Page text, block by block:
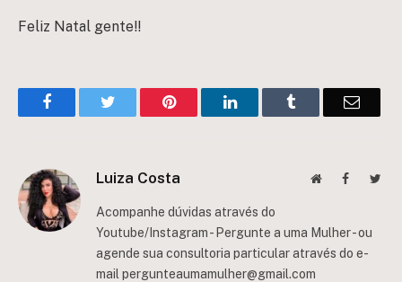
Feliz Natal gente!!
FacebookTwitter Pinterest LinkedInTumblr Email
Luiza Costa WebsiteFacebook
Acompanhe dúvidas através do
Youtube/Instagram - Pergunte a uma Mulher - ou
agende sua consultoria particular através do e-
mail pergunteaumamulher@gmail.com